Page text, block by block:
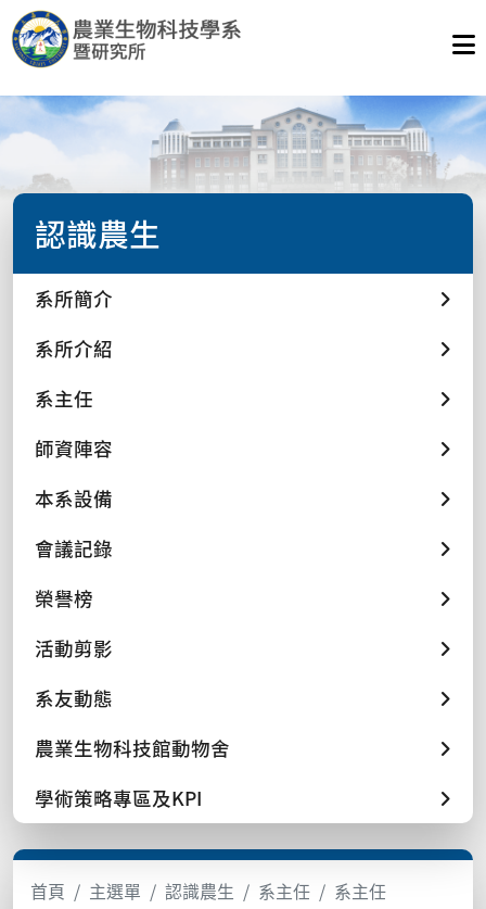
認識農生
系所簡介
系所介紹
系主任
師資陣容
本系設備
會議記錄
榮譽榜
活動剪影
系友動態
農業生物科技館動物舍
學術策略專區及KPI
首頁 主選單 認識農生 系主任 系主任